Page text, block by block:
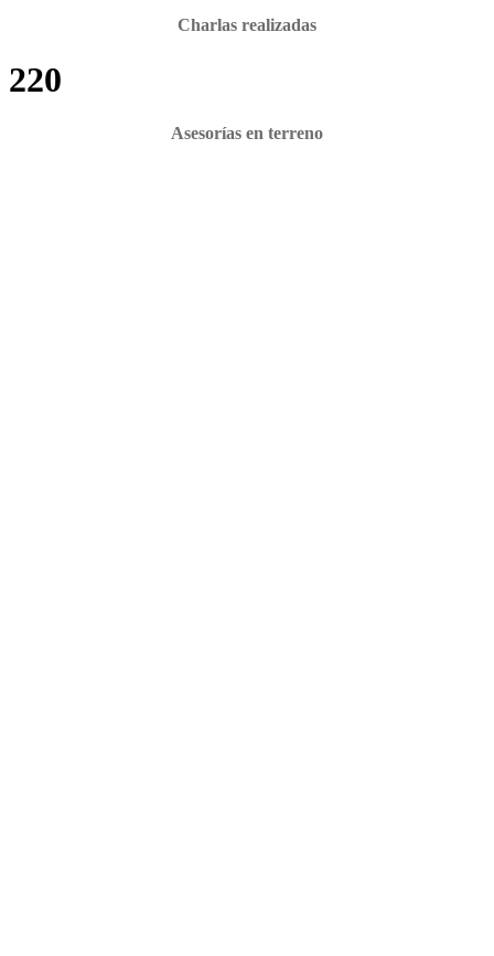
Charlas realizadas
220
Asesorías en terreno